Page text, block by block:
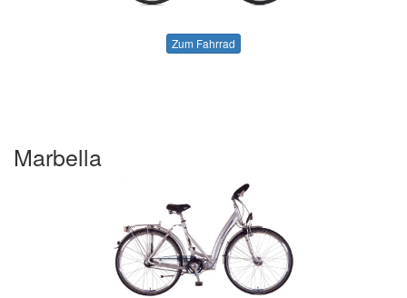
Zum Fahrrad
Marbella